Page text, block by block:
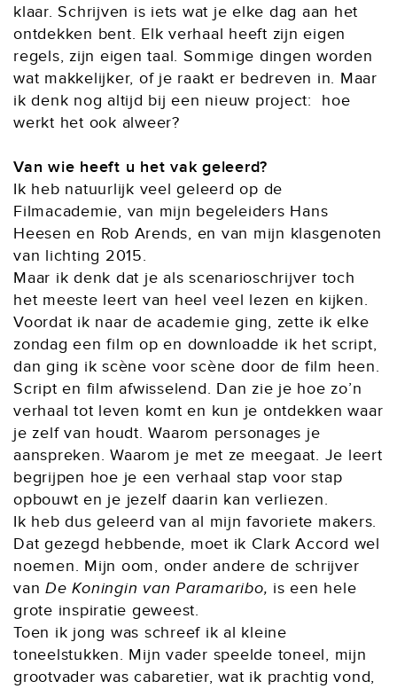
klaar. Schrijven is iets wat je elke dag aan het
ontdekken bent. Elk verhaal heeft zijn eigen
regels, zijn eigen taal. Sommige dingen worden
wat makkelijker, of je raakt er bedreven in. Maar
ik denk nog altijd bij een nieuw project: hoe
werkt het ook alweer?
Van wie heeft u het vak geleerd?
Ik heb natuurlijk veel geleerd op de
Filmacademie, van mijn begeleiders Hans
Heesen en Rob Arends, en van mijn klasgenoten
van lichting 2015.
Maar ik denk dat je als scenarioschrijver toch
het meeste leert van heel veel lezen en kijken.
Voordat ik naar de academie ging, zette ik elke
zondag een film op en downloadde ik het script,
dan ging ik scène voor scène door de film heen.
Script en film afwisselend. Dan zie je hoe zo’n
verhaal tot leven komt en kun je ontdekken waar
je zelf van houdt. Waarom personages je
aanspreken. Waarom je met ze meegaat. Je leert
begrijpen hoe je een verhaal stap voor stap
opbouwt en je jezelf daarin kan verliezen.
Ik heb dus geleerd van al mijn favoriete makers.
Dat gezegd hebbende, moet ik Clark Accord wel
noemen. Mijn oom, onder andere de schrijver
vanDe Koningin van Paramaribo, is een hele
grote inspiratie geweest.
Toen ik jong was schreef ik al kleine
toneelstukken. Mijn vader speelde toneel, mijn
grootvader was cabaretier, wat ik prachtig vond,